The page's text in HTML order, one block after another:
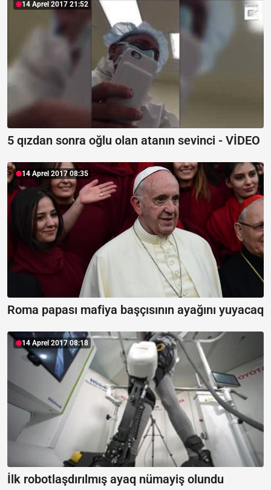
14 Aprel 2017 21:52
5 qızdan sonra oğlu olan atanın sevinci - VİDEO
14 Aprel 2017 08:35
Roma papası mafiya başçısının ayağını yuyacaq
14 Aprel 2017 08:18
İlk robotlaşdırılmış ayaq nümayiş olundu